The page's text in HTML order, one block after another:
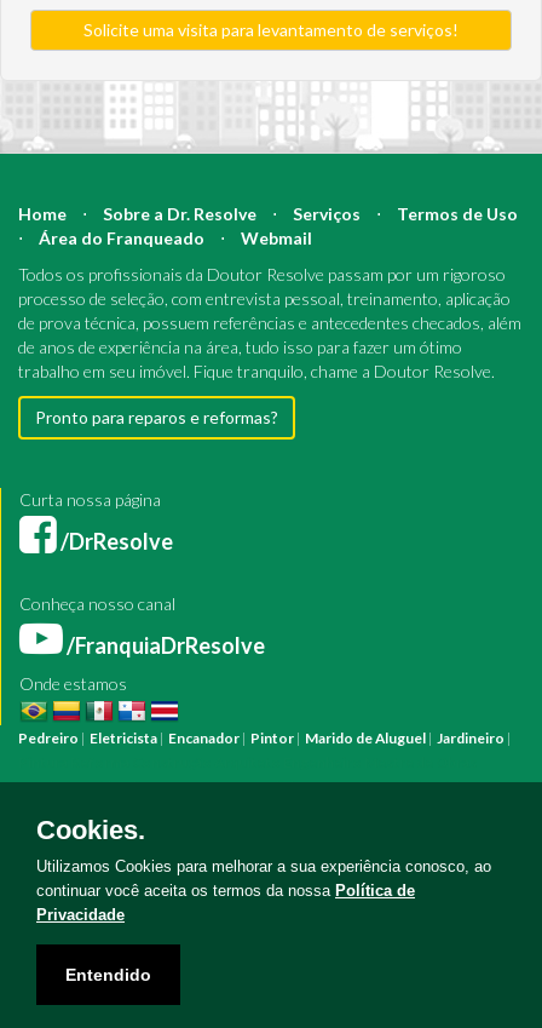
Solicite uma visita para levantamento de serviços!
Home ⋅ Sobre a Dr. Resolve ⋅ Serviços ⋅
Termos de Uso
⋅
Área do Franqueado ⋅
Webmail
Todos os profissionais da Doutor Resolve passam por um rigoroso
processo de seleção, com entrevista pessoal, treinamento, aplicação
de prova técnica, possuem referências e antecedentes checados, além
de anos de experiência na área, tudo isso para fazer um ótimo
trabalho em seu imóvel. Fique tranquilo, chame a Doutor Resolve.
Pronto para reparos e reformas?
Curta nossa página
/DrResolve
Conheça nosso canal
/FranquiaDrResolve
Onde estamos
Pedreiro | Eletricista | Encanador | Pintor | Marido de Aluguel | Jardineiro |
Bombeiro HidráulicoManutenção PredialManutenção Residencial
ReformaServiço Eletricista
HidráulicaServiço PedreiroServiço Construção
Cookies.
Utilizamos Cookies para melhorar a sua experiência conosco, ao
continuar você aceita os termos da nossa Política de
Privacidade
Entendido